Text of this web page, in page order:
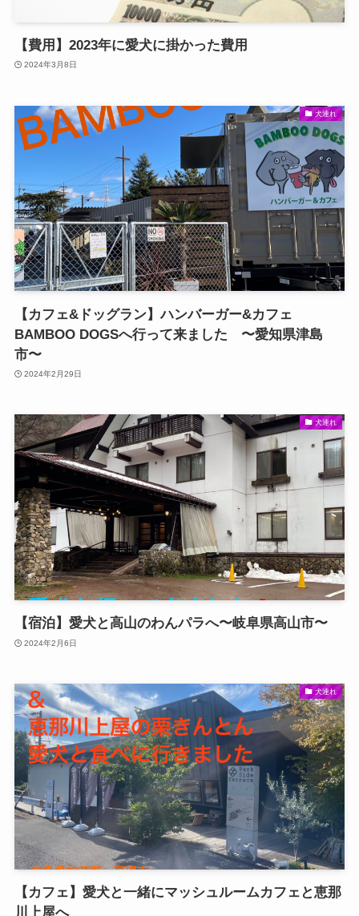
【費用】2023年に愛犬に掛かった費用
2024年3月8日
犬連れ
【カフェ&ドッグラン】ハンバーガー&カフェ
BAMBOO DOGSへ行って来ました 〜愛知県津島
市〜
2024年2月29日
犬連れ
【宿泊】愛犬と高山のわんパラへ〜岐阜県高山市〜
2024年2月6日
犬連れ
【カフェ】愛犬と一緒にマッシュルームカフェと恵那
川上屋へ